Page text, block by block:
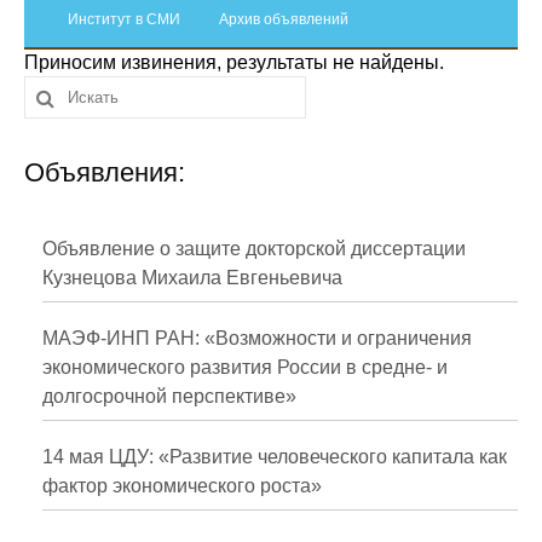
Отчетность
Противодействие коррупции
Материалы для СМИ
Публикации
Научная жизнь
Проблемы прогнозирования
О журнале
Номера журналов
Институт в СМИ Архив объявлений
Приносим извинения, результаты не найдены.
Объявления:
Объявление о защите докторской диссертации
Кузнецова Михаила Евгеньевича
МАЭФ-ИНП РАН: «Возможности и ограничения
экономического развития России в средне- и
долгосрочной перспективе»
14 мая ЦДУ: «Развитие человеческого капитала как
фактор экономического роста»